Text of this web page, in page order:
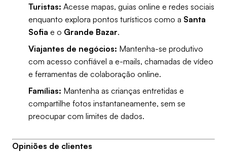
Turistas: Acesse mapas, guias online e redes sociais
enquanto explora pontos turísticos como a Santa
Sofia e o Grande Bazar.
Viajantes de negócios: Mantenha-se produtivo
com acesso confiável a e-mails, chamadas de vídeo
e ferramentas de colaboração online.
Famílias: Mantenha as crianças entretidas e
compartilhe fotos instantaneamente, sem se
preocupar com limites de dados.
Opiniões de clientes